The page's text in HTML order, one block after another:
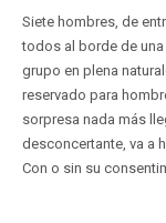
Siete hombres, de
todos al borde de
grupo en plena
reservado para
sorpresa nada más
desconcertante, va a
Con o sin su